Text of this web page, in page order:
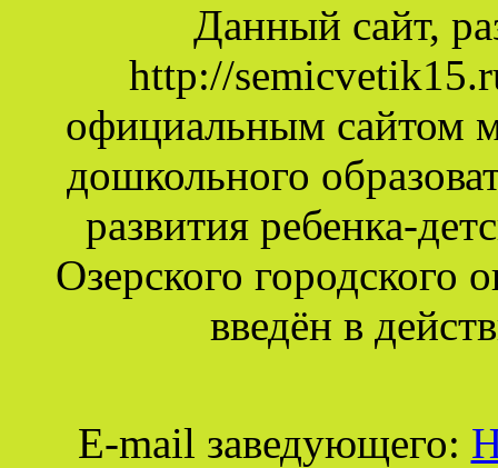
Данный сайт,
http://
официальным сайтом
дошкольного
развития ребенка-
Озерского городского
введён в
E-mail заведующего: